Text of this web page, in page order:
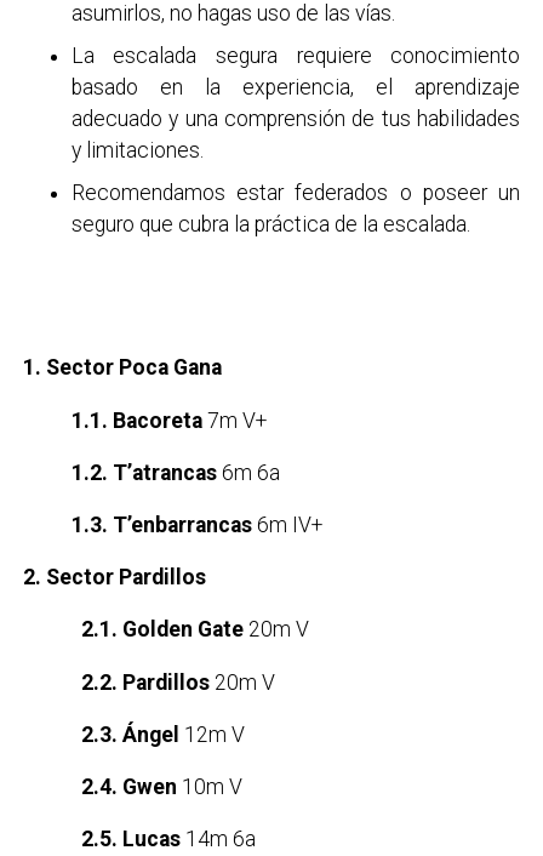
asumirlos, no hagas uso de las vías.
La escalada segura requiere conocimiento
basado en la experiencia, el aprendizaje
adecuado y una comprensión de tus habilidades
y limitaciones.
Recomendamos estar federados o poseer un
seguro que cubra la práctica de la escalada.
1. Sector Poca Gana
1.1. Bacoreta7m V+
1.2. T’atrancas6m 6a
1.3. T’enbarrancas6m IV+
2. Sector Pardillos
2.1. Golden Gate20m V
2.2. Pardillos20m V
2.3. Ángel 12m V
2.4. Gwen 10m V
2.5. Lucas14m 6a